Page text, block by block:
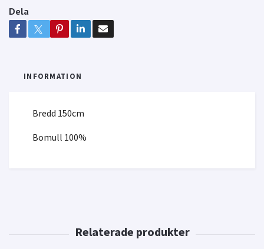
Dela
INFORMATION
Bredd 150cm
Bomull 100%